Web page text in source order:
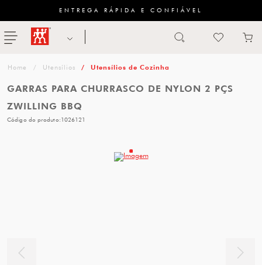
ENTREGA RÁPIDA E CONFIÁVEL
menu ZWILLING
categoria
Utensílios Utensílios de Cozinha
GARRAS PARA CHURRASCO DE NYLON 2 PÇS
ZWILLING BBQ
Código do produto:1026121